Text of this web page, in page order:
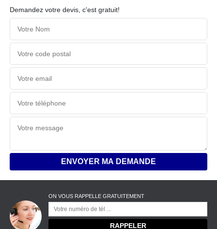
Demandez votre devis, c'est gratuit!
ON VOUS RAPPELLE GRATUITEMENT